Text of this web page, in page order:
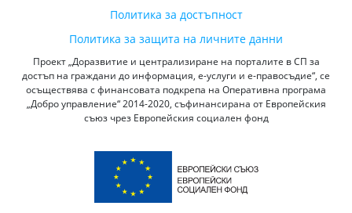
Политика за достъпност
Политика за защита на личните данни
Проект „Доразвитие и централизиране на порталите в СП за
достъп на граждани до информация, е-услуги и е-правосъдие“, се
осъществява с финансовата подкрепа на Оперативна програма
„Добро управление“ 2014-2020, съфинансирана от Европейския
съюз чрез Европейския социален фонд